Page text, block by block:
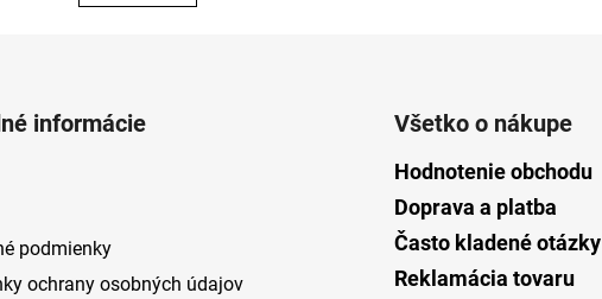
informácie
podmienky
ochrany osobných údajov
Všetko o nákupe
Hodnotenie obchodu
Doprava a platba
Často kladené otázky
Reklamácia tovaru